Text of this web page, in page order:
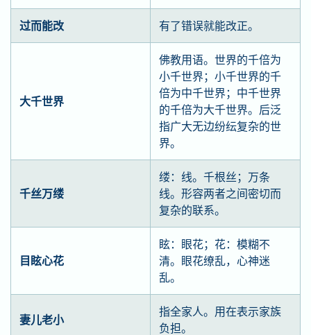
过而能改 有了错误就能改正。
大千世界
佛教用语。世界的千倍为
小千世界；小千世界的千
倍为中千世界；中千世界
的千倍为大千世界。后泛
指广大无边纷纭复杂的世
界。
千丝万缕
缕：线。千根丝；万条
线。形容两者之间密切而
复杂的联系。
目眩心花
眩：眼花；花：模糊不
清。眼花缭乱，心神迷
乱。
妻儿老小
指全家人。用在表示家族
负担。